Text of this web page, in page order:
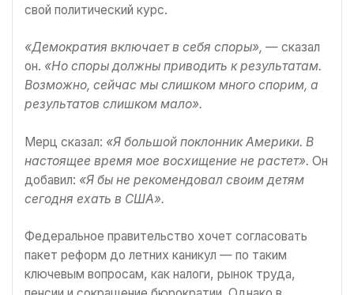
свой политический курс.
«Демократия включает в себя споры», — сказал
он. «Но споры должны приводить к результатам.
Возможно, сейчас мы слишком много спорим, а
результатов слишком мало».
Мерц сказал: «Я большой поклонник Америки. В
настоящее время мое восхищение не растет». Он
добавил: «Я бы не рекомендовал своим детям
сегодня ехать в США».
Федеральное правительство хочет согласовать
пакет реформ до летних каникул — по таким
ключевым вопросам, как налоги, рынок труда,